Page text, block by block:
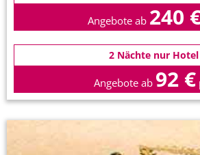
Angebote ab 240
2 Nächte nur Hotel
Angebote ab 92 €